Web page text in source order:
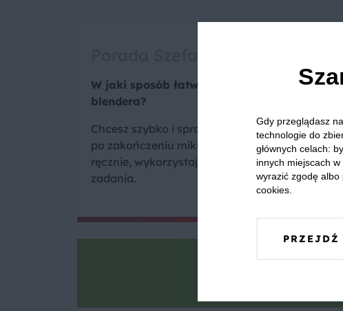
W jaki sposób łatwo wyczyścić kielich
blendera?
Chcesz szybko i sprawnie umyć kielich blendera
po zakończeniu miksowania? Zamiast myć go
ręcznie, wykorzystaj sam
blenderdo tego
zadania.
Gdy przeglądasz
technologie do
głównych celach:
innych miejscach
wyrazić zgodę albo
cookies.
PRZEJDŹ